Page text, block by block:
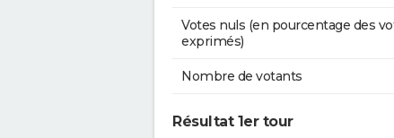
Votes nuls (en pourcentage des
exprimés)
Nombre de votants
Résultat 1er tour